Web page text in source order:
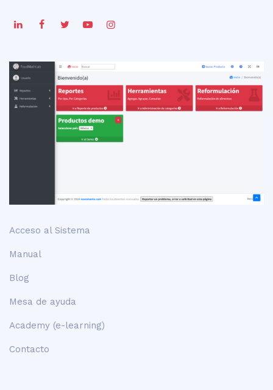
Acceso al Sistema
Manual
Blog
Mesa de ayuda
Academy (e-learning)
Contacto